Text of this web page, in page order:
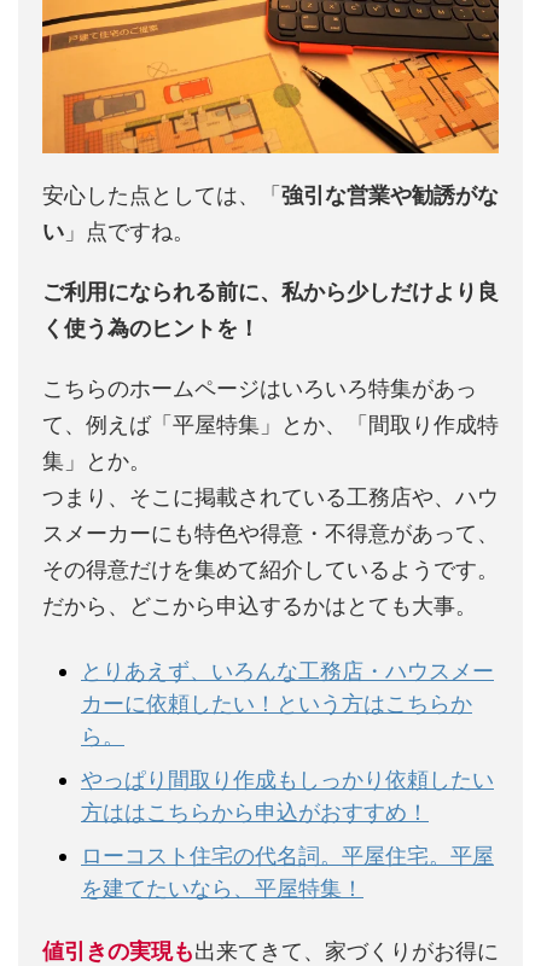
安心した点としては、「 強引な営業や勧誘がな
い 」点ですね。
ご利用になられる前に、私から少しだけより良
く使う為のヒントを！
こちらのホームページはいろいろ特集があっ
て、例えば「平屋特集」とか、「間取り作成特
集」とか。
つまり、そこに掲載されている工務店や、ハウ
スメーカーにも特色や得意・不得意があって、
その得意だけを集めて紹介しているようです。
だから、どこから申込するかはとても大事。
とりあえず、いろんな工務店・ハウスメー
カーに依頼したい！という方はこちらか
ら。
やっぱり間取り作成もしっかり依頼したい
方ははこちらから申込がおすすめ！
ローコスト住宅の代名詞。平屋住宅。平屋
を建てたいなら、平屋特集！
値引きの実現も出来てきて、家づくりがお得に